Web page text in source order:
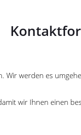
werden es
wir Ihnen einen